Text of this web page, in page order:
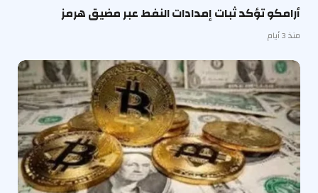
أرامكو تؤكد ثبات إمدادات النفط عبر مضيق هرمز
منذ 3 أيام